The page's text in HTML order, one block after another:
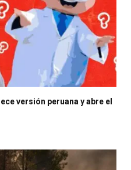
versión peruana y abre el